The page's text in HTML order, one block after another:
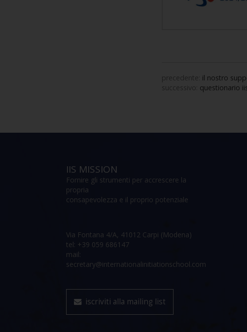
precedente: il nostro
successivo: questionario
IIS MISSION
Fornire gli strumenti per accrescere la
propria
consapevolezza e il proprio potenziale
Via Fontana 4/A, 41012 Carpi (Modena)
tel: +39 059 686147
mail:
secretary@internationalinitiationschool.com
iscriviti alla mailing list